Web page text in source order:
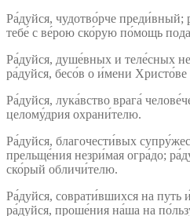
Ра́дуйся, чудотво́рче
тебе́ с ве́рою ско́рую по́мощь
Ра́дуйся, душе́вных и теле́сных
ра́дуйся, бесо́в о и́мени
Ра́дуйся, лука́вство врага́
целому́дрия охрани́телю.
Ра́дуйся, благочести́вых
прельще́ния незри́мая огра́до;
ско́рый обличи́телю.
Ра́дуйся, соврати́вшихся на путь
ра́дуйся, проше́ния на́ша на